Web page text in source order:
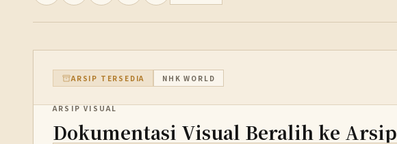
ARSIP TERSEDIA NHK WORLD
ARSIP VISUAL
Dokumentasi Visual Beralih ke Arsip